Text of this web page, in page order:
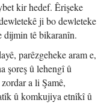
kir hedef. Êrişeke
ji bo dewleteke
dijmin tê bikaranîn.
parêzgeheke aram e,
şoreş û lehengî û
a li Şamê,
û komkujiya etnîkî û